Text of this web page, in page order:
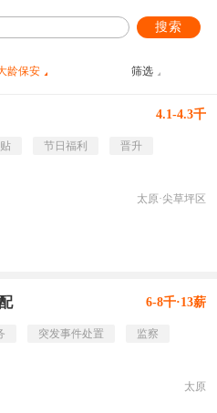
搜索
龄保安 筛选
4.1-4.3千
节日福利
晋升
太原·尖草坪区
6-8千·13薪
突发事件处置
监察
太原